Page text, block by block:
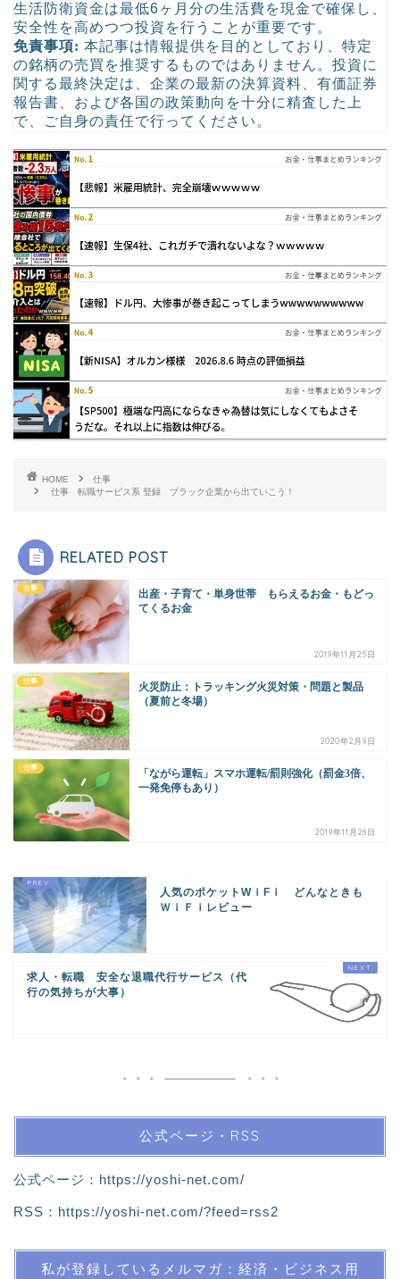
生活防衛資金は最低6ヶ月分の生活費を現金で確保し、
安全性を高めつつ投資を行うことが重要です。
免責事項: 本記事は情報提供を目的としており、特定
の銘柄の売買を推奨するものではありません。投資に
関する最終決定は、企業の最新の決算資料、有価証券
報告書、および各国の政策動向を十分に精査した上
で、ご自身の責任で行ってください。
HOME
仕事
仕事 転職サービス系 登録 ブラック企業から出ていこう！
RELATED POST
仕事
出産・子育て・単身世帯 もらえるお金・もどっ
てくるお金
2019年11月25日
仕事
火災防止：トラッキング火災対策・問題と製品
（夏前と冬場）
2020年2月9日
仕事
「ながら運転」スマホ運転/罰則強化（罰金3倍、
一発免停もあり）
2019年11月26日
人気のポケットWｉFｉ どんなときも
ＷｉＦｉレビュー
求人・転職 安全な退職代行サービス（代
行の気持ちが大事）
公式ページ・RSS
公式ページ： https://yoshi-net.com/
RSS： https://yoshi-net.com/?feed=rss2
私が登録しているメルマガ：経済・ビジネス用